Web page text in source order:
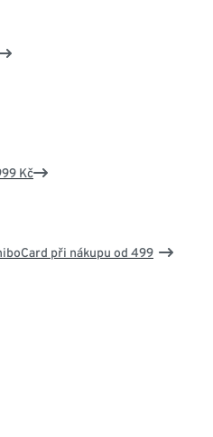
Kč
při nákupu od 499